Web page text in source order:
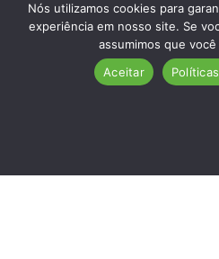
Nós utilizamos cookies para
experiência em nosso site. Se
assumimos que
Aceitar